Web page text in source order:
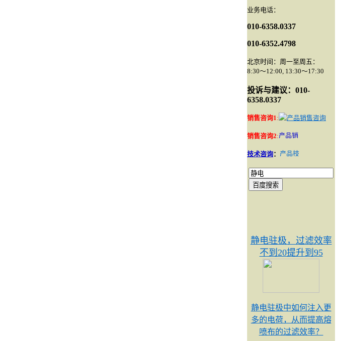
业务电话：
010-6358.0337
010-6352.4798
北京时间：周一至周五：
8:30～12:00, 13:30～17:30
投诉与建议：010-
6358.0337
销售咨询1:
销售咨询2:
技术咨询：
静电驻极，过滤效率
不到20提升到95
静电驻极中如何注入更
多的电荷，从而提高熔
喷布的过滤效率？